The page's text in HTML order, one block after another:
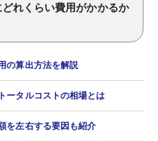
れくらい費用がかかるか
の算出方法を解説
ータルコストの相場とは
を左右する要因も紹介